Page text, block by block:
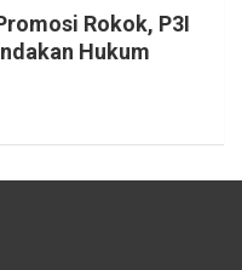
Rokok, P3I
Hukum